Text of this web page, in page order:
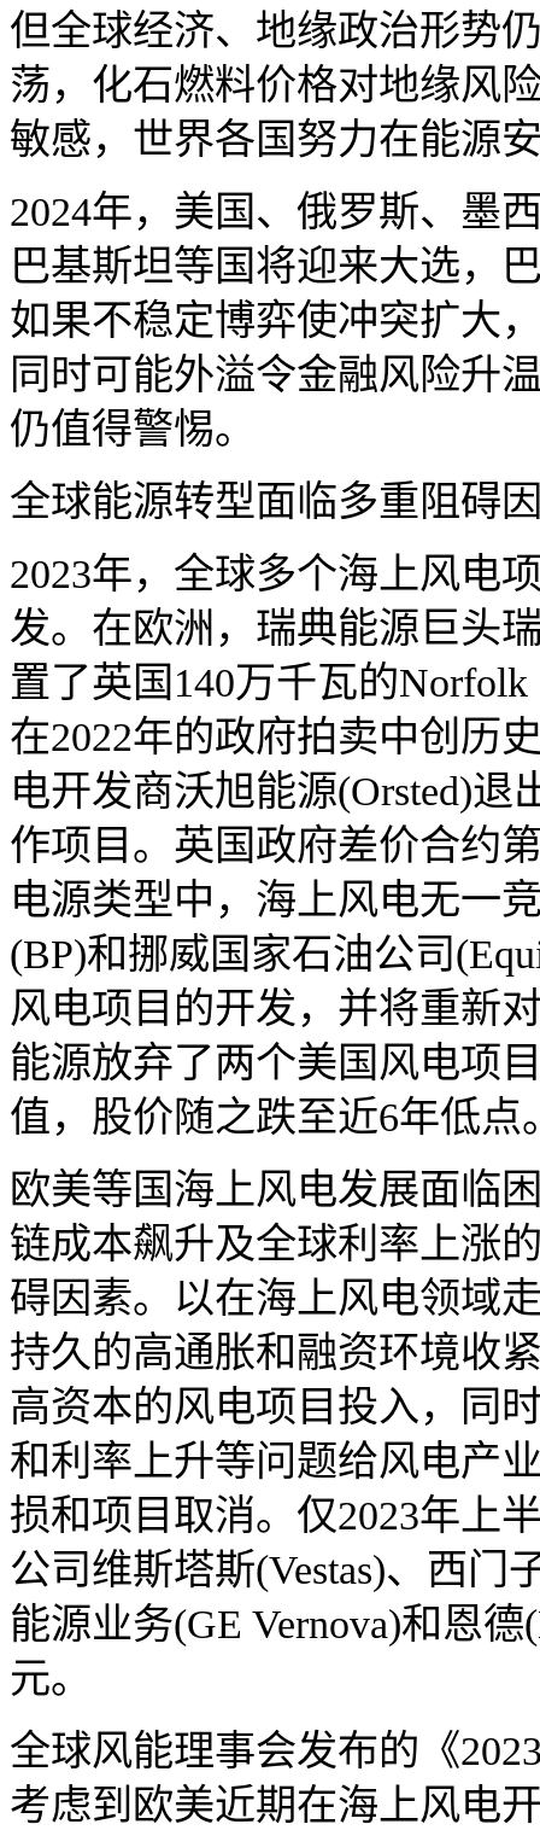
但全球经济、地缘政治形势
荡，化石燃料价格对地缘风
敏感，世界各国努力在能源
2024年，美国、俄罗斯、墨
巴基斯坦等国将迎来大选，
如果不稳定博弈使冲突扩大
同时可能外溢令金融风险升
仍值得警惕。
全球能源转型面临多重阻碍
2023年，全球多个海上风电
发。在欧洲，瑞典能源巨头
置了英国140万千瓦的
在2022年的政府拍卖中创历
电开发商沃旭能源(Orsted)
作项目。英国政府差价合约
电源类型中，海上风电无一
(BP)和挪威国家石油公司
风电项目的开发，并将重新
能源放弃了两个美国风电项
值，股价随之跌至近6年低点
欧美等国海上风电发展面临
链成本飙升及全球利率上涨
碍因素。以在海上风电领域
持久的高通胀和融资环境收
高资本的风电项目投入，同
和利率上升等问题给风电产
损和项目取消。仅2023年上
公司维斯塔斯(Vestas)、西门
能源业务(GE Vernova)和恩
元。
全球风能理事会发布的《
考虑到欧美近期在海上风电